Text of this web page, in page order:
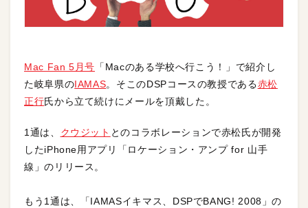
Mac Fan 5月号 「Macのある学校へ行こう！」で紹介し
た岐阜県のIAMAS。そこのDSPコースの教授である赤松
正行氏から立て続けにメールを頂戴した。
1通は、 クウジット とのコラボレーションで赤松氏が開発
したiPhone用アプリ「ロケーション・アンプ for 山手
線」のリリース。
もう1通は、「IAMASイキマス、DSPでBANG! 2008」の